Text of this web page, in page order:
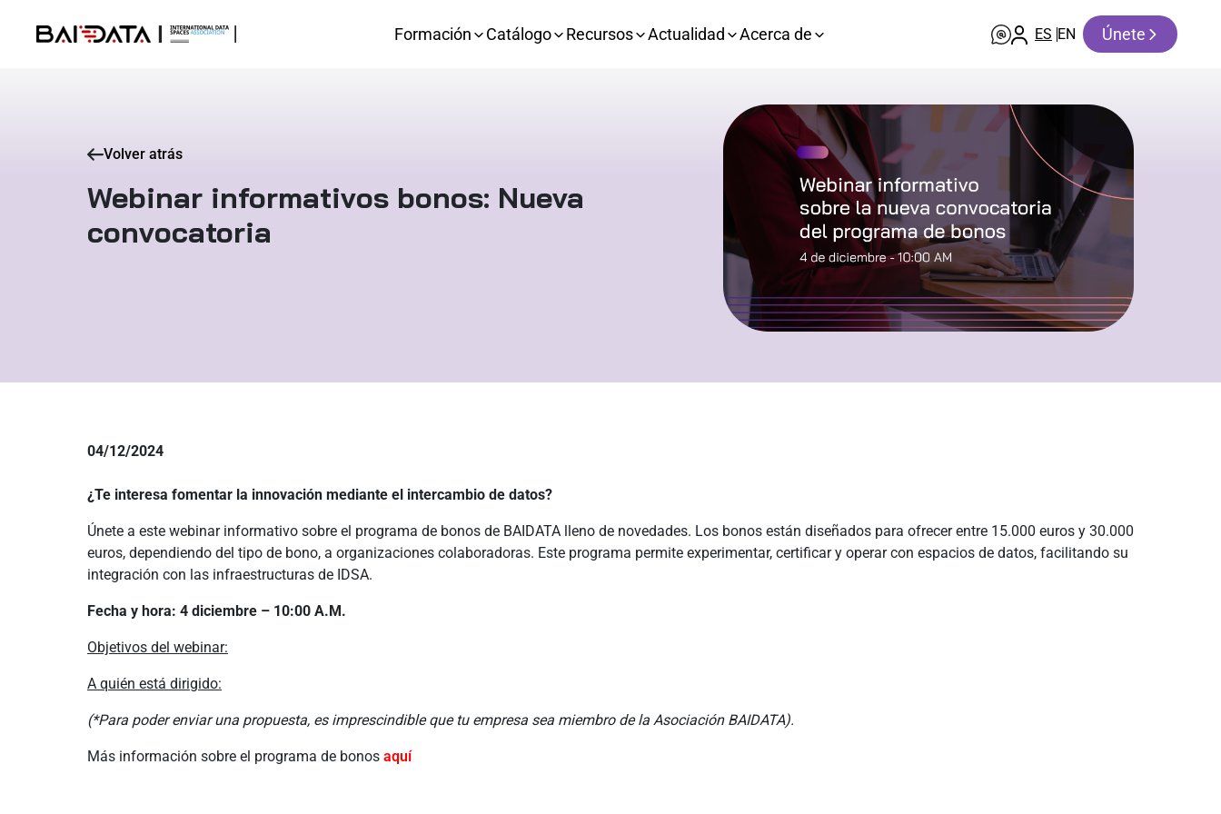
Formación Catálogo Recursos Actualidad Acerca de ES EN Únete
Volver atrás
Webinar informativos bonos: Nueva
convocatoria
04/12/2024
¿Te interesa fomentar la innovación mediante el intercambio de datos?
Únete a este webinar informativo sobre el programa de bonos de BAIDATA lleno de novedades. Los bonos están diseñados para ofrecer entre 15.000 euros y 30.000
euros, dependiendo del tipo de bono, a organizaciones colaboradoras. Este programa permite experimentar, certificar y operar con espacios de datos, facilitando su
integración con las infraestructuras de IDSA.
Fecha y hora: 4 diciembre – 10:00 A.M.
Objetivos del webinar:
A quién está dirigido:
(*Para poder enviar una propuesta, es imprescindible que tu empresa sea miembro de la Asociación BAIDATA).
Más información sobre el programa de bonos aquí